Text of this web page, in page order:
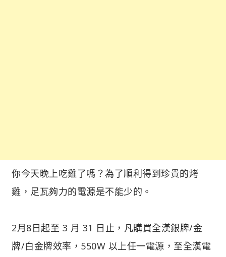
你今天晚上吃雞了嗎？為了順利得到珍貴的烤
雞，足瓦夠力的電源是不能少的。
2月8日起至 3 月 31 日止，凡購買全漢銀牌/金
牌/白金牌效率，550W 以上任一電源，至全漢電